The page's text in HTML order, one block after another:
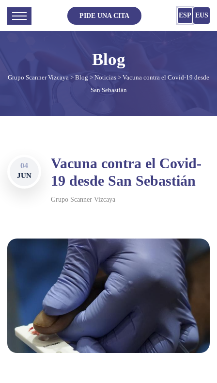
PIDE UNA CITA ESP EUS
Grupo Scanner Vizcaya > Blog > Noticias > Vacuna contra el Covid-19 desde
San Sebastián
04
JUN
Vacuna contra el Covid-
19 desde San Sebastián
Grupo Scanner Vizcaya